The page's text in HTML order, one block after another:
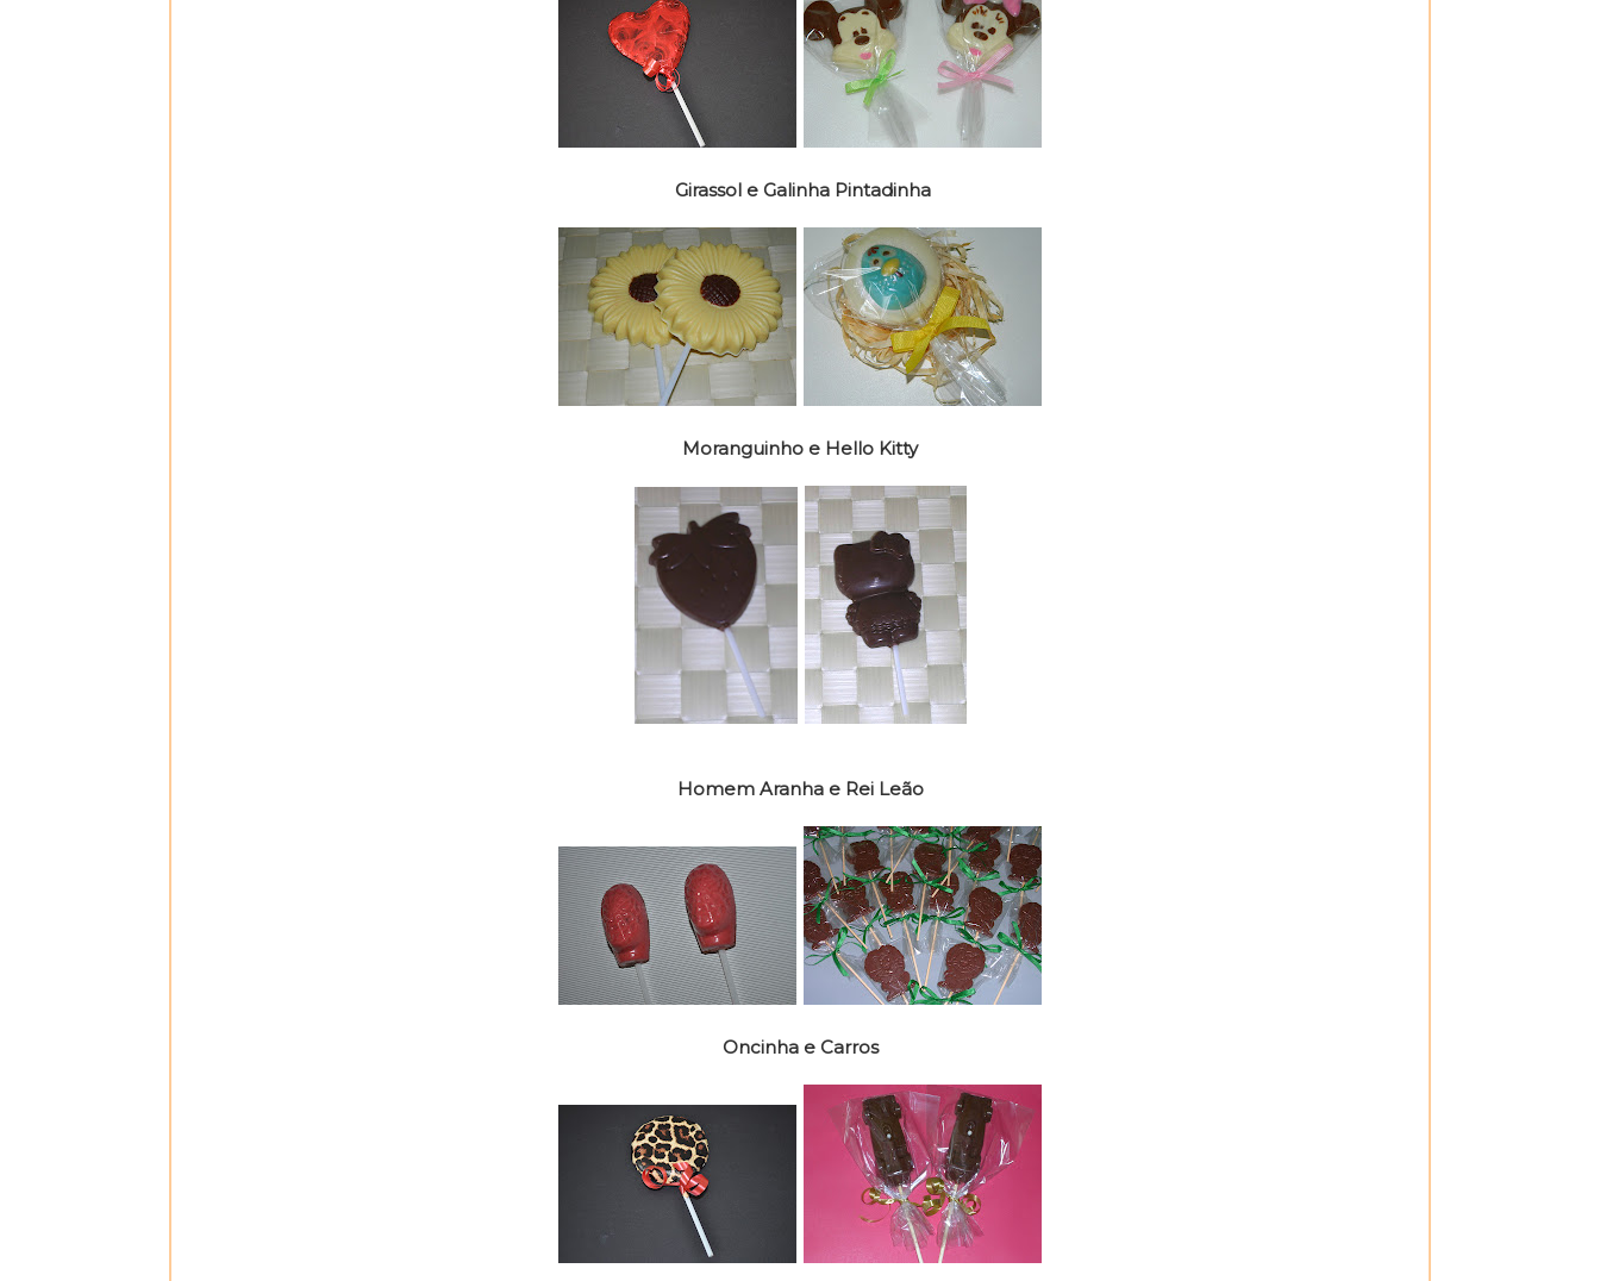
Girassol e Galinha Pintadinha
Moranguinho e Hello Kitty
Homem Aranha e Rei Leão
Oncinha e Carros